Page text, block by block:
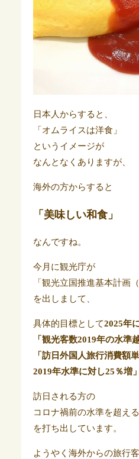
日本人からすると、
「オムライスは洋食」
というイメージが
なんとなくありますが、
海外の方からすると
「美味しい和食」
なんですね。
今月に観光庁が
「観光立国推進基本計画（
を出しまして、
具体的目標として2025年
「観光客数2019年の水準
「訪日外国人旅行消費額
2019年水準に対し25％増」
訪日される方の
コロナ禍前の水準を超える
を打ち出しています。
ようやく海外からの旅行